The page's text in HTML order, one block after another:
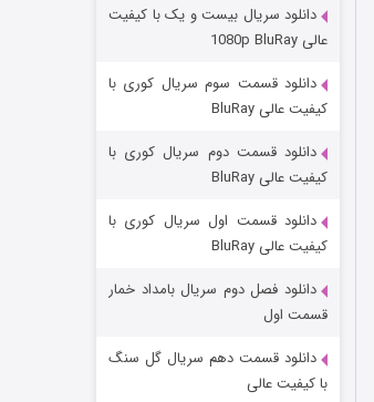
مردگان متحرک: شهر مرده ۳
شکست استوارت در نجات جهان
قسمت ۷ (زیرنویس) منتشر شد
دانلود سریال بیست و یک با کیفیت
عالی 1080p BluRay
دانلود قسمت سوم سریال کوری با
کیفیت عالی BluRay
دانلود قسمت دوم سریال کوری با
کیفیت عالی BluRay
دانلود قسمت اول سریال کوری با
کیفیت عالی BluRay
دانلود فصل دوم سریال بامداد خمار
قسمت اول
دانلود قسمت دهم سریال گل سنگ
با کیفیت عالی